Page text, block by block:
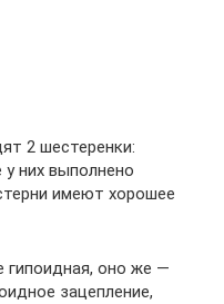
2 шестеренки:
них выполнено
имеют хорошее
оно же —
зацепление,